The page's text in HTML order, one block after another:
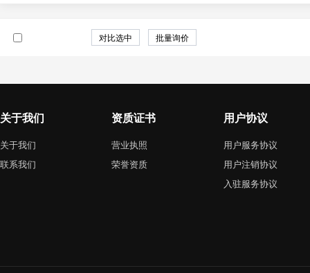
关于我们
关于我们
联系我们
资质证书
营业执照
荣誉资质
用户协议
用户服务协议
用户注销协议
入驻服务协议